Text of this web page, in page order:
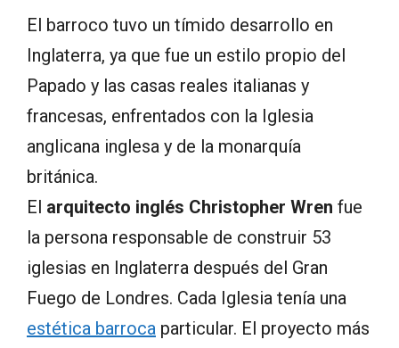
El barroco tuvo un tímido desarrollo en
Inglaterra, ya que fue un estilo propio del
Papado y las casas reales italianas y
francesas, enfrentados con la Iglesia
anglicana inglesa y de la monarquía
británica.
El arquitecto inglés Christopher Wren fue
la persona responsable de construir 53
iglesias en Inglaterra después del Gran
Fuego de Londres. Cada Iglesia tenía una
estética barroca particular. El proyecto más